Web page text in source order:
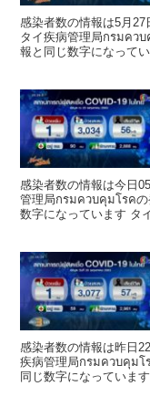
感染者数の情報は5月
タイ疾病管理局กรมคว
報と同じ数字になって
感染者数の情報は今日
管理局กรมควบคุมโรคの
数字になっています タ
感染者数の情報は昨日
疾病管理局กรมควบคุมโ
同じ数字になっていま